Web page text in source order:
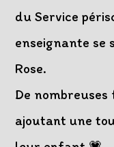
du Service
enseignante se
Rose.
De
ajoutant une